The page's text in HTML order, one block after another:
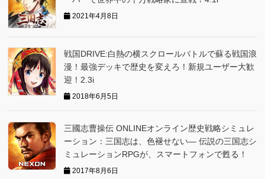
2021年4月8日
戦国DRIVE:白熱の横スクロールバトルで蘇る戦国浪
漫！最強デッキで歴史を変えろ！新規ユーザー大歓
迎！2.3i
2018年6月5日
三國志曹操伝 ONLINEオンライン歴史戦略シミュレ
ーション：三国志は、色褪せない― 伝説の三国志シ
ミュレーションRPGが、スマートフォンで甦る！
2017年8月6日